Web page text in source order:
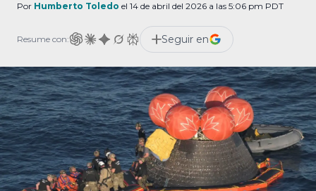
Por Humberto Toledo el 14 de abril del 2026 a las 5:06 pm PDT
Resume con: Seguir en